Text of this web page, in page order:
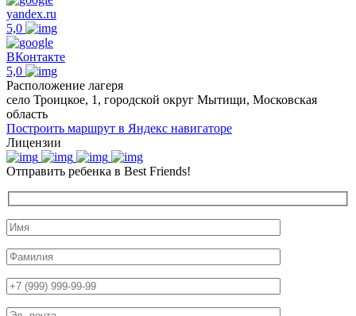
yandex.ru
5,0
ВКонтакте
5,0
Расположение лагеря
село Троицкое, 1, городской округ Мытищи, Московская
область
Построить маршрут в Яндекс навигаторе
Лицензии
Отправить ребенка в Best Friends!